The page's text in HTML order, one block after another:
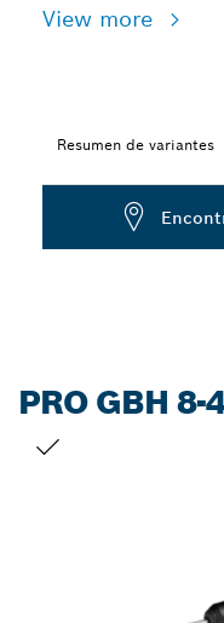
View more
Resumen de variantes
Dropdown
PRO GBH 8-